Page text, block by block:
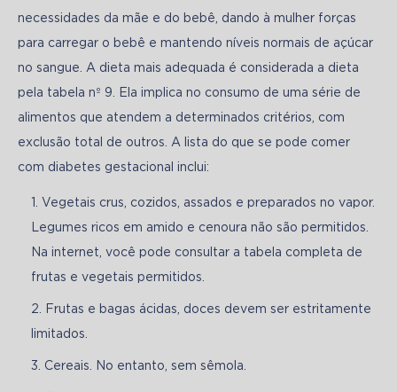
necessidades da mãe e do bebê, dando à mulher forças
para carregar o bebê e mantendo níveis normais de açúcar
no sangue. A dieta mais adequada é considerada a dieta
pela tabela nº 9. Ela implica no consumo de uma série de
alimentos que atendem a determinados critérios, com
exclusão total de outros. A lista do que se pode comer
com diabetes gestacional inclui:
Vegetais crus, cozidos, assados e preparados no vapor.
Legumes ricos em amido e cenoura não são permitidos.
Na internet, você pode consultar a tabela completa de
frutas e vegetais permitidos.
Frutas e bagas ácidas, doces devem ser estritamente
limitados.
Cereais. No entanto, sem sêmola.